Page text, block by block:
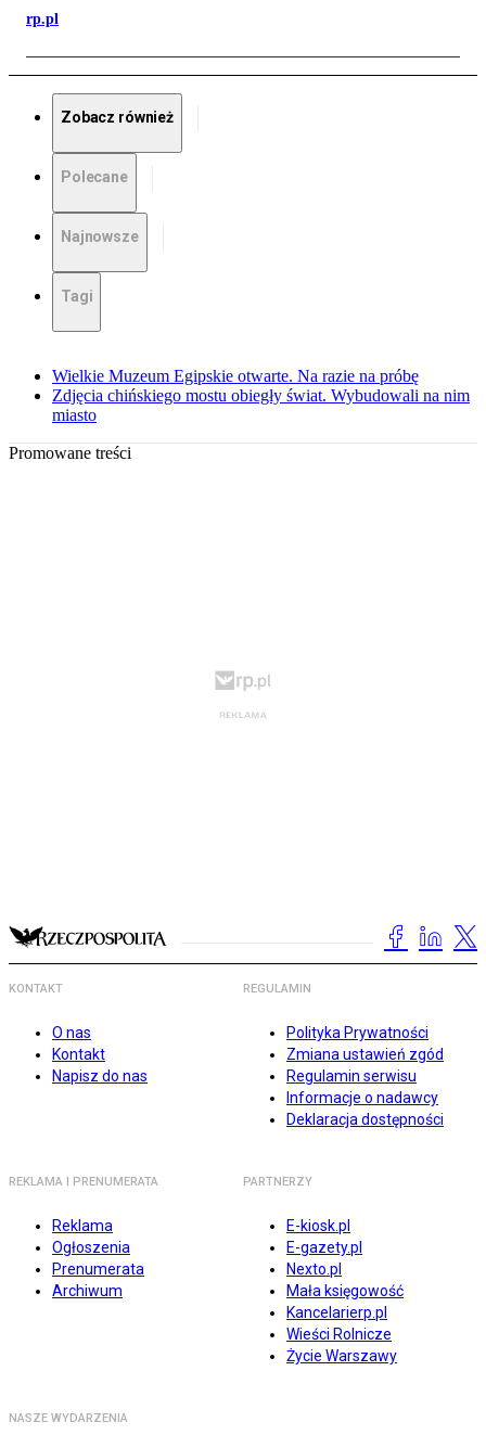
rp.pl
Zobacz również
Polecane
Najnowsze
Tagi
Wielkie Muzeum Egipskie otwarte. Na razie na próbę
Zdjęcia chińskiego mostu obiegły świat. Wybudowali na nim
miasto
Promowane treści
KONTAKT
O nas
Kontakt
Napisz do nas
REGULAMIN
Polityka Prywatności
Zmiana ustawień zgód
Regulamin serwisu
Informacje o nadawcy
Deklaracja dostępności
REKLAMA I PRENUMERATA
Reklama
Ogłoszenia
Prenumerata
Archiwum
PARTNERZY
E-kiosk.pl
E-gazety.pl
Nexto.pl
Mała księgowość
Kancelarierp.pl
Wieści Rolnicze
Życie Warszawy
NASZE WYDARZENIA